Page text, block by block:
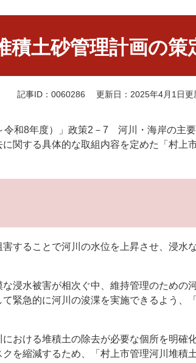
検
積土砂管理計画の策
記事ID：0060286 更新日：2025年4月1日更
令和8年度）」政策2－7 河川・海岸の主
関する具体的な取組内容を定めた「村上
することで河川の水位を上昇させ、浸水
浸水被害が相次ぐ中、維持管理のための
緊急的に河川の浚渫を実施できるよう、
おける堆積土の除去が必要な個所を明確
を縮減するため、「村上市管理河川堆積